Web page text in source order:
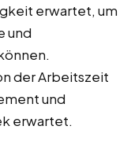
erwartet, um
und
der Arbeitszeit
und
erwartet.